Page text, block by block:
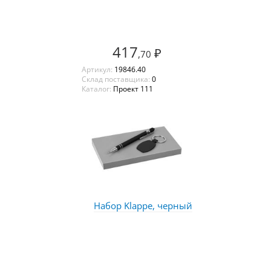
417,70 ₽
Артикул: 19846.40
Склад поставщика: 0
Каталог: Проект 111
Набор Klappe, черный